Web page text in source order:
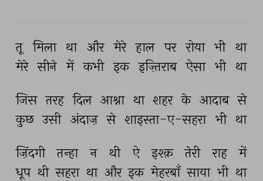
तू मिला था और मेरे हाल पर रोया भी था
मेरे सीने में कभी इक इज़्तिराब ऐसा भी था
जिस तरह दिल आश्ना था शहर के आदाब से
कुछ उसी अंदाज़ से शाइस्ता-ए-सहरा भी था
ज़िंदगी तन्हा न थी ऐ इश्क़ तेरी राह
में
धूप थी सहरा था और इक मेहरबाँ साया भी था